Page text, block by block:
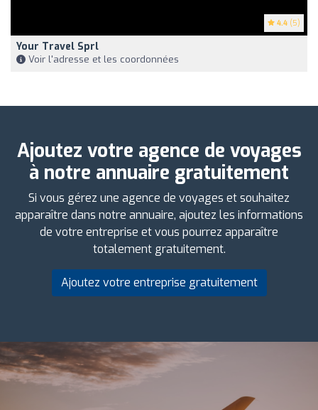
4.4 (5)
Your Travel Sprl
Voir l'adresse et les coordonnées
Ajoutez votre agence de voyages
à notre annuaire gratuitement
Si vous gérez une agence de voyages et souhaitez
apparaître dans notre annuaire, ajoutez les informations
de votre entreprise et vous pourrez apparaître
totalement gratuitement.
Ajoutez votre entreprise gratuitement